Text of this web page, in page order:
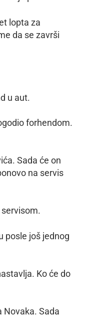
lopta za
da se završi
u aut.
forhendom.
Sada će on
na servis
posle još jednog
Ko će do
Novaka. Sada